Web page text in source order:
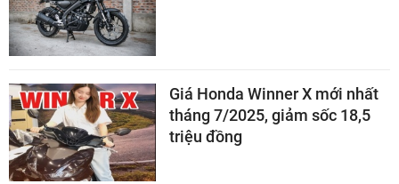
Giá Honda Winner X mới nhất
tháng 7/2025, giảm sốc 18,5
triệu đồng